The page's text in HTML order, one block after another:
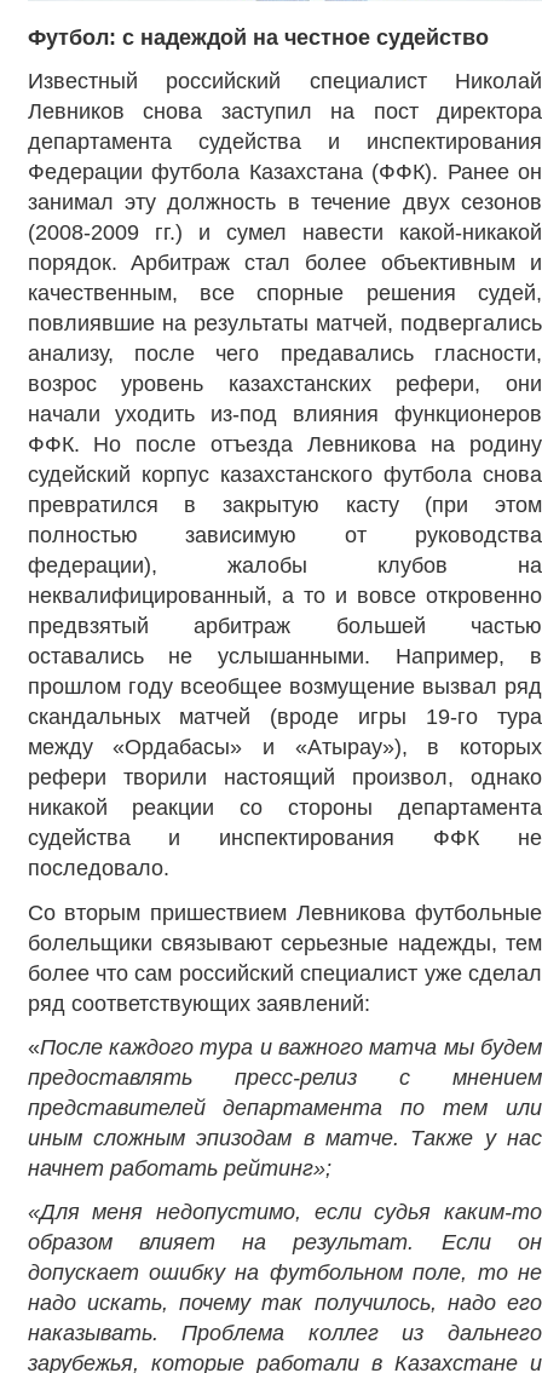
Футбол: с надеждой на честное судейство
Известный российский специалист Николай
Левников снова заступил на пост директора
департамента судейства и инспектирования
Федерации футбола Казахстана (ФФК). Ранее он
занимал эту должность в течение двух сезонов
(2008-2009 гг.) и сумел навести какой-никакой
порядок. Арбитраж стал более объективным и
качественным, все спорные решения судей,
повлиявшие на результаты матчей, подвергались
анализу, после чего предавались гласности,
возрос уровень казахстанских рефери, они
начали уходить из-под влияния функционеров
ФФК. Но после отъезда Левникова на родину
судейский корпус казахстанского футбола снова
превратился в закрытую касту (при этом
полностью зависимую от руководства
федерации), жалобы клубов на
неквалифицированный, а то и вовсе откровенно
предвзятый арбитраж большей частью
оставались не услышанными. Например, в
прошлом году всеобщее возмущение вызвал ряд
скандальных матчей (вроде игры 19-го тура
между «Ордабасы» и «Атырау»), в которых
рефери творили настоящий произвол, однако
никакой реакции со стороны департамента
судейства и инспектирования ФФК не
последовало.
Со вторым пришествием Левникова футбольные
болельщики связывают серьезные надежды, тем
более что сам российский специалист уже сделал
ряд соответствующих заявлений:
«После каждого тура и важного матча мы будем
предоставлять пресс-релиз с мнением
представителей департамента по тем или
иным сложным эпизодам в матче. Также у нас
начнет работать рейтинг»;
«Для меня недопустимо, если судья каким-то
образом влияет на результат. Если он
допускает ошибку на футбольном поле, то не
надо искать, почему так получилось, надо его
наказывать. Проблема коллег из дальнего
зарубежья, которые работали в Казахстане и